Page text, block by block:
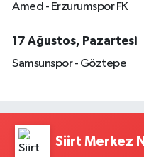
Amed - Erzurumspor FK
17 Ağustos, Pazartesi
Samsunspor - Göztepe
Siirt Merkez